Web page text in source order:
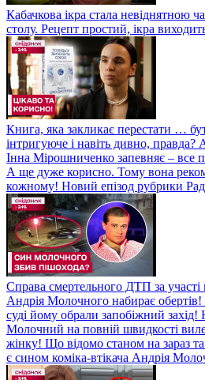
Кабачкова ікра стала невіднятною
столу. Рецепт простий, ікра
Книга, яка закликає перестати …
інтригуюче і навіть дивно, правда?
Інна Мірошниченко запевняє – все
А ще дуже корисно. Тому вона
кожному! Новий епізод рубрики
Справа смертельного ДТП за участі
Андрія Молочного набирає
суді йому обрали запобіжний
Молочний на повній швидкості
жінку! Що відомо станом на зараз
є сином коміка-втікача Андрія